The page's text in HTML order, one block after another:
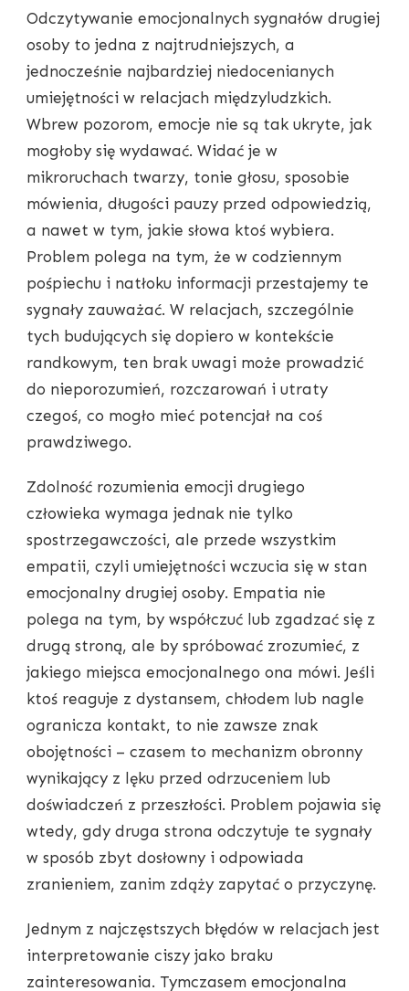
Odczytywanie emocjonalnych sygnałów drugiej
osoby to jedna z najtrudniejszych, a
jednocześnie najbardziej niedocenianych
umiejętności w relacjach międzyludzkich.
Wbrew pozorom, emocje nie są tak ukryte, jak
mogłoby się wydawać. Widać je w
mikroruchach twarzy, tonie głosu, sposobie
mówienia, długości pauzy przed odpowiedzią,
a nawet w tym, jakie słowa ktoś wybiera.
Problem polega na tym, że w codziennym
pośpiechu i natłoku informacji przestajemy te
sygnały zauważać. W relacjach, szczególnie
tych budujących się dopiero w kontekście
randkowym, ten brak uwagi może prowadzić
do nieporozumień, rozczarowań i utraty
czegoś, co mogło mieć potencjał na coś
prawdziwego.
Zdolność rozumienia emocji drugiego
człowieka wymaga jednak nie tylko
spostrzegawczości, ale przede wszystkim
empatii, czyli umiejętności wczucia się w stan
emocjonalny drugiej osoby. Empatia nie
polega na tym, by współczuć lub zgadzać się z
drugą stroną, ale by spróbować zrozumieć, z
jakiego miejsca emocjonalnego ona mówi. Jeśli
ktoś reaguje z dystansem, chłodem lub nagle
ogranicza kontakt, to nie zawsze znak
obojętności – czasem to mechanizm obronny
wynikający z lęku przed odrzuceniem lub
doświadczeń z przeszłości. Problem pojawia się
wtedy, gdy druga strona odczytuje te sygnały
w sposób zbyt dosłowny i odpowiada
zranieniem, zanim zdąży zapytać o przyczynę.
Jednym z najczęstszych błędów w relacjach jest
interpretowanie ciszy jako braku
zainteresowania. Tymczasem emocjonalna